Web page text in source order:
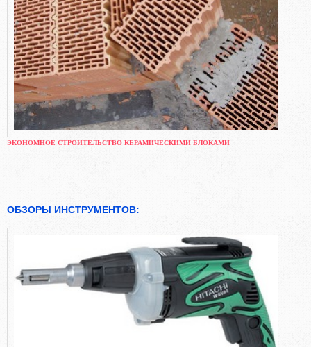
ЭКОНОМНОЕ СТРОИТЕЛЬСТВО КЕРАМИЧЕСКИМИ БЛОКАМИ
ОБЗОРЫ ИНСТРУМЕНТОВ: